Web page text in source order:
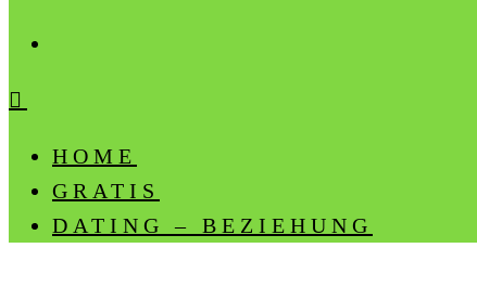
HOME
GRATIS
DATING – BEZIEHUNG